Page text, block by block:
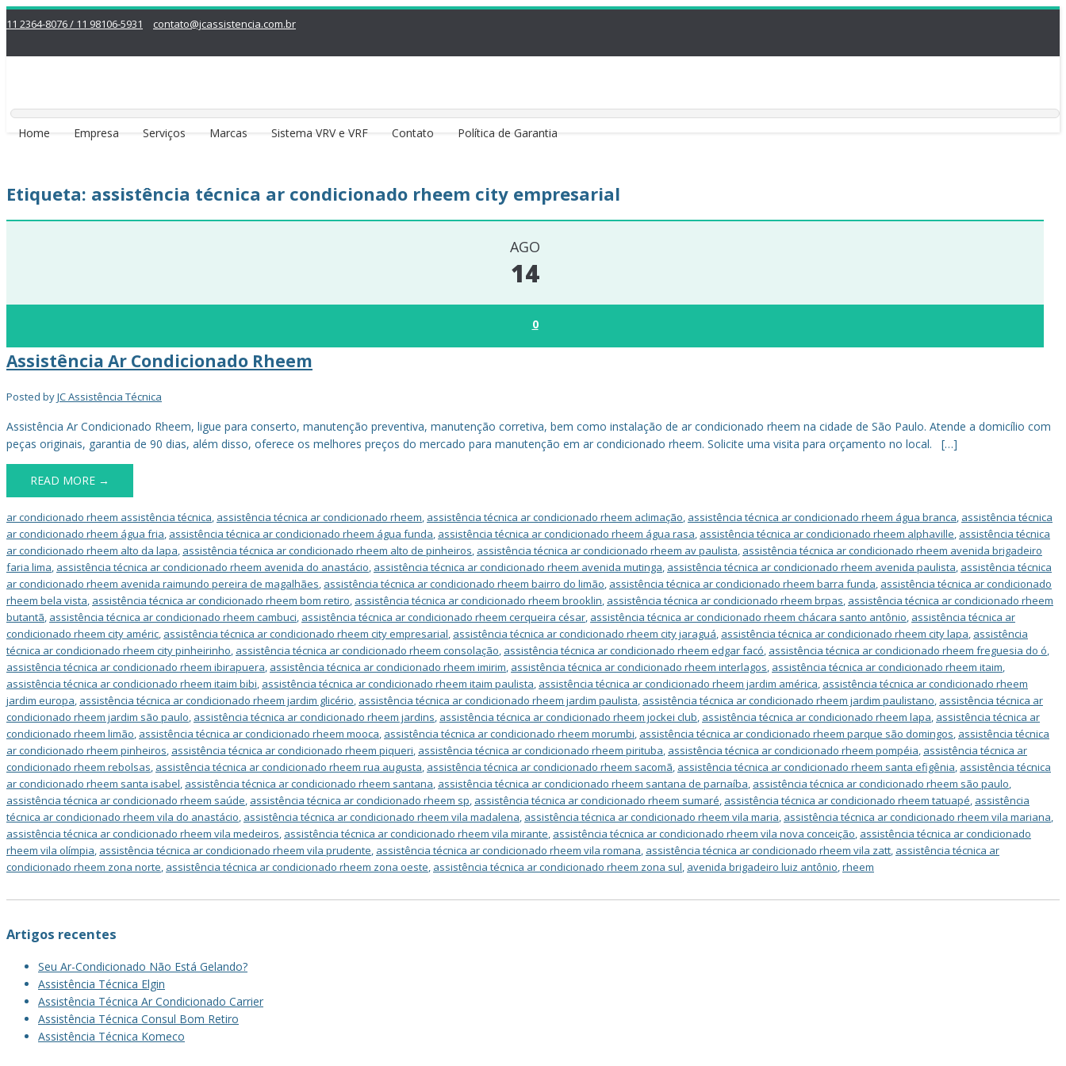
11 2364-8076 / 11 98106-5931 contato@jcassistencia.com.br
Home Empresa Serviços Marcas Sistema VRV e VRF Contato Política de Garantia
Etiqueta: assistência técnica ar condicionado rheem city empresarial
AGO
14
0
Assistência Ar Condicionado Rheem
Posted byJC Assistência Técnica
Assistência Ar Condicionado Rheem, ligue para conserto, manutenção preventiva, manutenção corretiva, bem como instalação de ar condicionado rheem na cidade de São Paulo. Atende a domicílio com
peças originais, garantia de 90 dias, além disso, oferece os melhores preços do mercado para manutenção em ar condicionado rheem. Solicite uma visita para orçamento no local. […]
READ MORE →
ar condicionado rheem assistência técnica, assistência técnica ar condicionado rheem, assistência técnica ar condicionado rheem aclimação, assistência técnica ar condicionado rheem água branca, assistência técnica
ar condicionado rheem água fria, assistência técnica ar condicionado rheem água funda, assistência técnica ar condicionado rheem água rasa, assistência técnica ar condicionado rheem alphaville, assistência técnica
ar condicionado rheem alto da lapa, assistência técnica ar condicionado rheem alto de pinheiros, assistência técnica ar condicionado rheem av paulista, assistência técnica ar condicionado rheem avenida brigadeiro
faria lima, assistência técnica ar condicionado rheem avenida do anastácio, assistência técnica ar condicionado rheem avenida mutinga, assistência técnica ar condicionado rheem avenida paulista, assistência técnica
ar condicionado rheem avenida raimundo pereira de magalhães, assistência técnica ar condicionado rheem bairro do limão, assistência técnica ar condicionado rheem barra funda, assistência técnica ar condicionado
rheem bela vista, assistência técnica ar condicionado rheem bom retiro, assistência técnica ar condicionado rheem brooklin, assistência técnica ar condicionado rheem brpas, assistência técnica ar condicionado rheem
butantã, assistência técnica ar condicionado rheem cambuci, assistência técnica ar condicionado rheem cerqueira césar, assistência técnica ar condicionado rheem chácara santo antônio, assistência técnica ar
condicionado rheem city améric, assistência técnica ar condicionado rheem city empresarial, assistência técnica ar condicionado rheem city jaraguá, assistência técnica ar condicionado rheem city lapa, assistência
técnica ar condicionado rheem city pinheirinho, assistência técnica ar condicionado rheem consolação, assistência técnica ar condicionado rheem edgar facó, assistência técnica ar condicionado rheem freguesia do ó,
assistência técnica ar condicionado rheem ibirapuera, assistência técnica ar condicionado rheem imirim, assistência técnica ar condicionado rheem interlagos, assistência técnica ar condicionado rheem itaim,
assistência técnica ar condicionado rheem itaim bibi, assistência técnica ar condicionado rheem itaim paulista, assistência técnica ar condicionado rheem jardim américa, assistência técnica ar condicionado rheem
jardim europa, assistência técnica ar condicionado rheem jardim glicério, assistência técnica ar condicionado rheem jardim paulista, assistência técnica ar condicionado rheem jardim paulistano, assistência técnica ar
condicionado rheem jardim são paulo, assistência técnica ar condicionado rheem jardins, assistência técnica ar condicionado rheem jockei club, assistência técnica ar condicionado rheem lapa, assistência técnica ar
condicionado rheem limão, assistência técnica ar condicionado rheem mooca, assistência técnica ar condicionado rheem morumbi, assistência técnica ar condicionado rheem parque são domingos, assistência técnica
ar condicionado rheem pinheiros, assistência técnica ar condicionado rheem piqueri, assistência técnica ar condicionado rheem pirituba, assistência técnica ar condicionado rheem pompéia, assistência técnica ar
condicionado rheem rebolsas, assistência técnica ar condicionado rheem rua augusta, assistência técnica ar condicionado rheem sacomã, assistência técnica ar condicionado rheem santa efigênia, assistência técnica
ar condicionado rheem santa isabel, assistência técnica ar condicionado rheem santana, assistência técnica ar condicionado rheem santana de parnaíba, assistência técnica ar condicionado rheem são paulo,
assistência técnica ar condicionado rheem saúde, assistência técnica ar condicionado rheem sp, assistência técnica ar condicionado rheem sumaré, assistência técnica ar condicionado rheem tatuapé, assistência
técnica ar condicionado rheem vila do anastácio, assistência técnica ar condicionado rheem vila madalena, assistência técnica ar condicionado rheem vila maria, assistência técnica ar condicionado rheem vila mariana,
assistência técnica ar condicionado rheem vila medeiros, assistência técnica ar condicionado rheem vila mirante, assistência técnica ar condicionado rheem vila nova conceição, assistência técnica ar condicionado
rheem vila olímpia, assistência técnica ar condicionado rheem vila prudente, assistência técnica ar condicionado rheem vila romana, assistência técnica ar condicionado rheem vila zatt, assistência técnica ar
condicionado rheem zona norte, assistência técnica ar condicionado rheem zona oeste, assistência técnica ar condicionado rheem zona sul, avenida brigadeiro luiz antônio,rheem
Artigos recentes
Seu Ar-Condicionado Não Está Gelando?
Assistência Técnica Elgin
Assistência Técnica Ar Condicionado Carrier
Assistência Técnica Consul Bom Retiro
Assistência Técnica Komeco